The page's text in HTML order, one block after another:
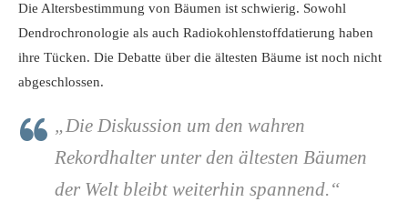
Die Altersbestimmung von Bäumen ist schwierig. Sowohl
Dendrochronologie als auch Radiokohlenstoffdatierung haben
ihre Tücken. Die Debatte über die ältesten Bäume ist noch nicht
abgeschlossen.
„Die Diskussion um den wahren
Rekordhalter unter den ältesten Bäumen
der Welt bleibt weiterhin spannend.“